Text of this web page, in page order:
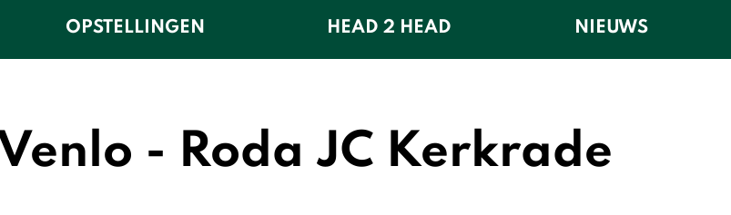
OPSTELLINGEN HEAD 2 HEAD NIEUWS
- Roda JC Kerkrade